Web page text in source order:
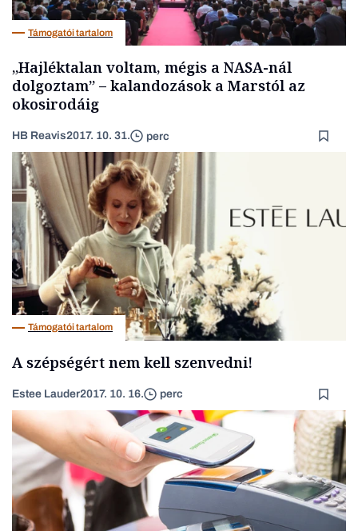
Támogatói tartalom
„Hajléktalan voltam, mégis a NASA-nál
dolgoztam” – kalandozások a Marstól az
okosirodáig
HB Reavis2017. 10. 31. perc
Támogatói tartalom
A szépségért nem kell szenvedni!
Estee Lauder2017. 10. 16. perc